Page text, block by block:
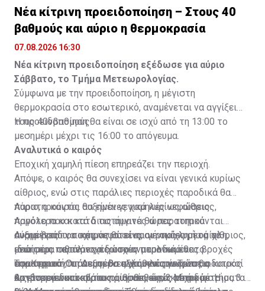
Νέα κίτρινη προειδοποίηση – Στους 40
βαθμούς και αύριο η θερμοκρασία
07.08.2026 16:30
Νέα κίτρινη προειδοποίηση εξέδωσε για αύριο
Σάββατο, το Τμήμα Μετεωρολογίας.
Σύμφωνα με την προειδοποίηση, η μέγιστη
θερμοκρασία στο εσωτερικό, αναμένεται να αγγίξει
τους 40νβαθμούς.
Η προειδοποίηση θα είναι σε ισχύ από τη 13:00 το
μεσημέρι μέχρι τις 16:00 το απόγευμα.
Αναλυτικά ο καιρός
Εποχική χαμηλή πίεση επηρεάζει την περιοχή.
Απόψε, ο καιρός θα συνεχίσει να είναι γενικά κυρίως
αίθριος, ενώ στις παράλιες περιοχές παροδικά θα
παρατηρούνται αυξημένες χαμηλές νεφώσεις.
Αργότερα και κατά τις αυγινές ώρες τοπικά
αναμένεται να σχηματιστεί αραιή ομίχλη ή ομίχλη,
ιδιαίτερα σε περιοχές στα ανατολικά και το
εσωτερικό. Οι άνεμοι θα εξασθενίσουν και θα
καταστούν καταβατικοί, ασθενείς, 3 Μποφόρ. Η
Αύριο, ο καιρός θα είναι γενικά κυρίως αίθριος,
παρόλο που κατά διαστήματα θα παρατηρούνται
αυξημένες τοπικές νεφώσεις, οι οποίες μετά το
μεσημέρι πιθανόν να δώσουν μεμονωμένες βροχές
στα ορεινά. Οι άνεμοι θα πνέουν κυρίως νοτιοδυτικοί
ως βορειοδυτικοί, το πρωί ασθενείς μέχρι μέτριοι, 3
Αύριο βράδυ, ο καιρός θα είναι γενικά κυρίως αίθριος,
ενώ στις παράλιες περιοχές παροδικά θα
παρατηρούνται αυξημένες χαμηλές νεφώσεις.
Αργότερα και κατά τις αυγινές ώρες τοπικά
Την Κυριακή, τη Δευτέρα αλλά και την Τρίτη, ο καιρός
θα είναι γενικά κυρίως αίθριος, ενώ κατά διαστήματα